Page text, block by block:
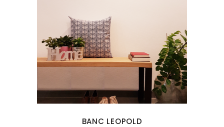
BANC LEOPOLD